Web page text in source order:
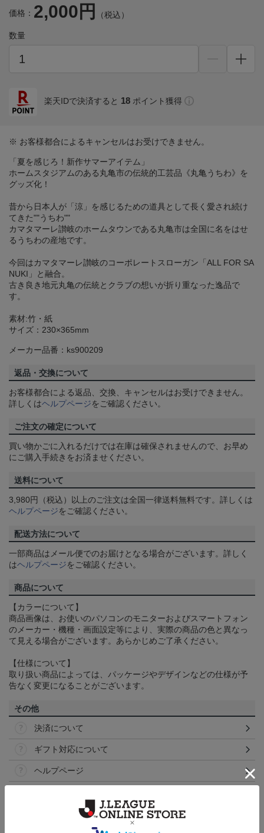
価格： 2,000円 （税込）
数量
楽天IDで決済すると 18 ポイント獲得
※ お客様都合によるキャンセルはお受けできません。
「夏を感じろ！新作サマーアイテム」
ホームスタジアムのある丸亀市の伝統的工芸品《丸亀うちわ》を
グッズ化！
昔から日本人が「涼」を感じるための道具として長く愛され続け
てきた""うちわ""
カマタマーレ讃岐のホームタウンである丸亀市は全国に名をはせ
るうちわの産地です。
今回はカマタマーレ讃岐のコーポレートスローガン「ALL FOR SA
NUKI」と融合。
古き良き地元丸亀の伝統とクラブの想いが折り重なった逸品で
す。
素材:竹・紙
サイズ：230×365mm
メーカー品番：ks900209
返品・交換について
お客様都合による返品、交換、キャンセルはお受けできません。
詳しくはヘルプページをご確認ください。
ご注文の確定について
買い物かごに入れるだけでは在庫は確保されませんので、お早め
にご購入手続きをお済ませください。
送料について
3,980円（税込）以上のご注文は全国一律送料無料です。詳しくは
ヘルプページをご確認ください。
配送方法について
一部商品はメール便でのお届けとなる場合がございます。詳しく
はヘルプページをご確認ください。
商品について
【カラーについて】
商品画像は、お使いのパソコンのモニターおよびスマートフォン
のメーカー・機種・画面設定等により、実際の商品の色と異なっ
て見える場合がございます。あらかじめご了承ください。
【仕様について】
取り扱い商品によっては、パッケージやデザインなどの仕様が予
告なく変更になることがございます。
その他
決済について
ギフト対応について
ヘルプページ